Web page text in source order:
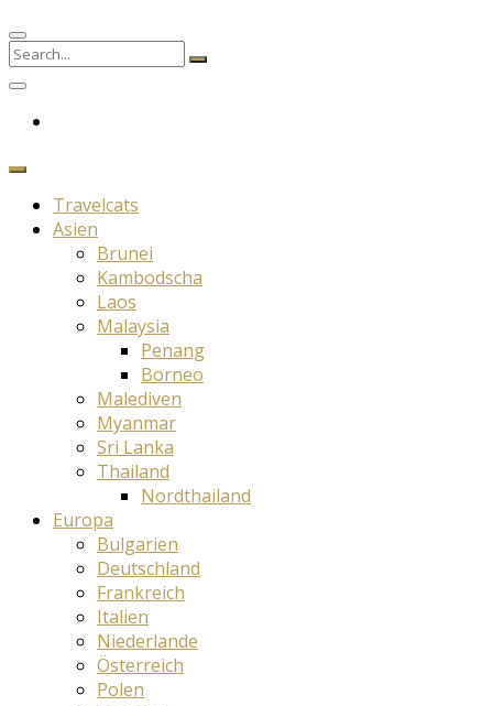
Search
Search
Travelcats
Asien
Brunei
Kambodscha
Laos
Malaysia
Penang
Borneo
Malediven
Myanmar
Sri Lanka
Thailand
Nordthailand
Europa
Bulgarien
Deutschland
Frankreich
Italien
Niederlande
Österreich
Polen